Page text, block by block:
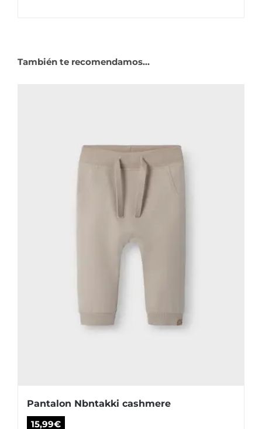
También te recomendamos…
Pantalon Nbntakki cashmere
15,99€